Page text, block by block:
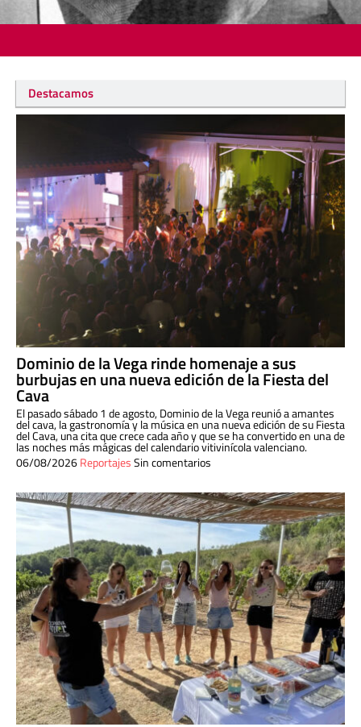
Destacamos
Dominio de la Vega rinde homenaje a sus
burbujas en una nueva edición de la Fiesta del
Cava
El pasado sábado 1 de agosto, Dominio de la Vega reunió a amantes
del cava, la gastronomía y la música en una nueva edición de su Fiesta
del Cava, una cita que crece cada año y que se ha convertido en una de
las noches más mágicas del calendario vitivinícola valenciano.
06/08/2026ReportajesSin comentarios